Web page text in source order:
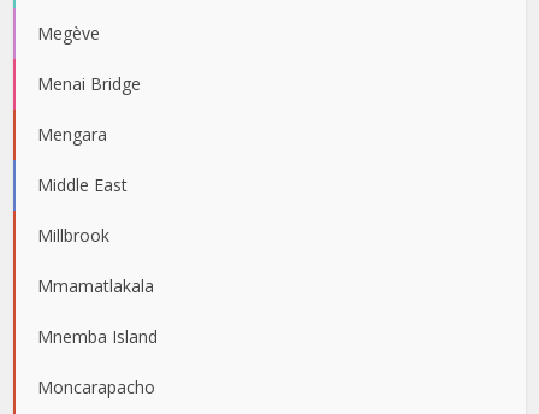
Megève
Menai Bridge
Mengara
Middle East
Millbrook
Mmamatlakala
Mnemba Island
Moncarapacho